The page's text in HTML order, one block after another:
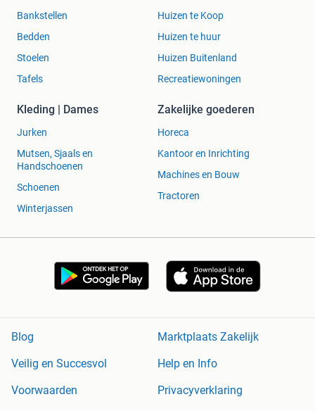
Bankstellen
Bedden
Stoelen
Tafels
Huizen te Koop
Huizen te huur
Huizen Buitenland
Recreatiewoningen
Kleding | Dames
Jurken
Mutsen, Sjaals en
Handschoenen
Schoenen
Winterjassen
Zakelijke goederen
Horeca
Kantoor en Inrichting
Machines en Bouw
Tractoren
Blog
Marktplaats Zakelijk
Veilig en Succesvol
Help en Info
Voorwaarden
Privacyverklaring